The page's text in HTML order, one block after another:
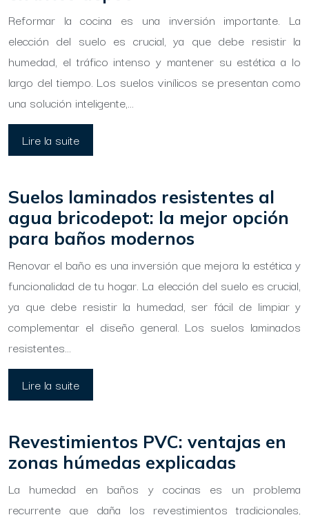
Reformar la cocina es una inversión importante. La
elección del suelo es crucial, ya que debe resistir la
humedad, el tráfico intenso y mantener su estética a lo
largo del tiempo. Los suelos vinílicos se presentan como
una solución inteligente,…
Lire la suite
Suelos laminados resistentes al
agua bricodepot: la mejor opción
para baños modernos
Renovar el baño es una inversión que mejora la estética y
funcionalidad de tu hogar. La elección del suelo es crucial,
ya que debe resistir la humedad, ser fácil de limpiar y
complementar el diseño general. Los suelos laminados
resistentes…
Lire la suite
Revestimientos PVC: ventajas en
zonas húmedas explicadas
La humedad en baños y cocinas es un problema
recurrente que daña los revestimientos tradicionales,